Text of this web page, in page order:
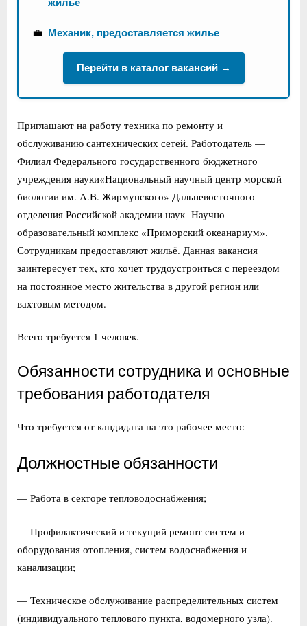
💼 Механик, предоставляется жилье
Перейти в каталог вакансий →
Приглашают на работу техника по ремонту и
обслуживанию сантехнических сетей. Работодатель —
Филиал Федерального государственного бюджетного
учреждения науки«Национальный научный центр морской
биологии им. А.В. Жирмунского» Дальневосточного
отделения Российской академии наук -Научно-
образовательный комплекс «Приморский океанариум».
Сотрудникам предоставляют жильё. Данная вакансия
заинтересует тех, кто хочет трудоустроиться с переездом
на постоянное место жительства в другой регион или
вахтовым методом.
Всего требуется 1 человек.
Обязанности сотрудника и основные
требования работодателя
Что требуется от кандидата на это рабочее место:
Должностные обязанности
— Работа в секторе тепловодоснабжения;
— Профилактический и текущий ремонт систем и
оборудования отопления, систем водоснабжения и
канализации;
— Техническое обслуживание распределительных систем
(индивидуального теплового пункта, водомерного узла).